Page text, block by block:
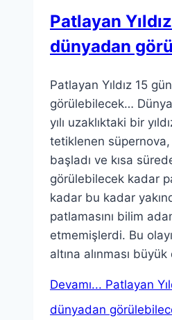
Patlayan
dünyadan
Patlayan Yıldız 15
görülebilecek…
yılı uzaklıktaki bir
tetiklenen süpernova,
başladı ve kısa
görülebilecek kadar
kadar bu kadar
patlamasını bilim
etmemişlerdi. Bu
altına alınması
Devamı... Patlayan
dünyadan